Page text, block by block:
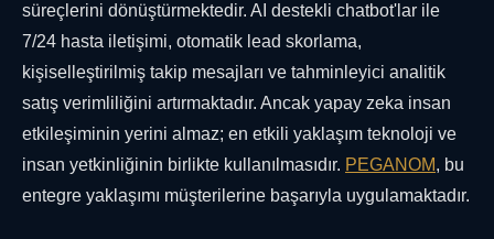
süreçlerini dönüştürmektedir. AI destekli chatbot'lar ile
7/24 hasta iletişimi, otomatik lead skorlama,
kişiselleştirilmiş takip mesajları ve tahminleyici analitik
satış verimliliğini artırmaktadır. Ancak yapay zeka insan
etkileşiminin yerini almaz; en etkili yaklaşım teknoloji ve
insan yetkinliğinin birlikte kullanılmasıdır. PEGANOM, bu
entegre yaklaşımı müşterilerine başarıyla uygulamaktadır.